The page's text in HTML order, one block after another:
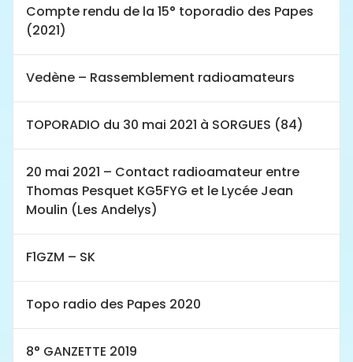
Compte rendu de la 15° toporadio des Papes
(2021)
Vedène – Rassemblement radioamateurs
TOPORADIO du 30 mai 2021 à SORGUES (84)
20 mai 2021 – Contact radioamateur entre
Thomas Pesquet KG5FYG et le Lycée Jean
Moulin (Les Andelys)
F1GZM – SK
Topo radio des Papes 2020
8° GANZETTE 2019